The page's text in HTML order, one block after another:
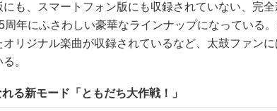
も、スマートフォン版にも収録されていない、完全
年にふさわしい豪華なラインナップになっている。
リジナル楽曲が収録されているなど、太鼓ファンに
。
る新モード「ともだち大作戦！」